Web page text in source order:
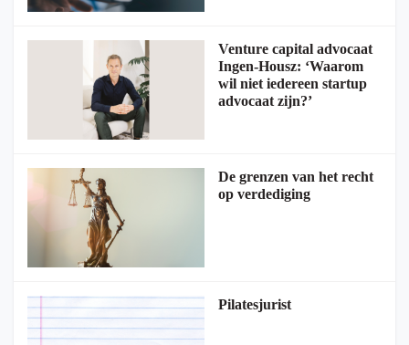
Venture capital advocaat
Ingen-Housz: ‘Waarom
wil niet iedereen startup
advocaat zijn?’
De grenzen van het recht
op verdediging
Pilatesjurist